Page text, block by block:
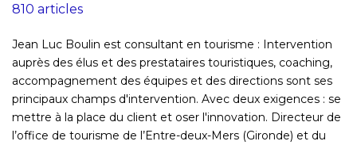
810 articles
Jean Luc Boulin est consultant en tourisme : Intervention
auprès des élus et des prestataires touristiques, coaching,
accompagnement des équipes et des directions sont ses
principaux champs d'intervention. Avec deux exigences : se
mettre à la place du client et oser l'innovation. Directeur de
l’office de tourisme de l’Entre-deux-Mers (Gironde) et du